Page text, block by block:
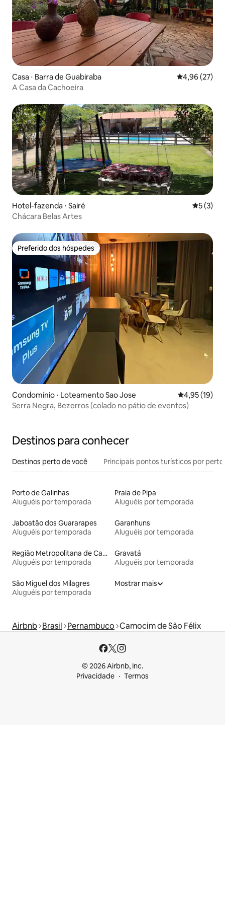
Casa ⋅ Barra de Guabiraba 4,96 de uma
4,96 (27)
A Casa da Cachoeira
Hotel-fazenda ⋅ Sairé 5 de
5 (3)
Chácara Belas Artes
Preferido dos hóspedes
Preferido dos hóspedes
Condomínio ⋅ Loteamento Sao Jose 4,95 de uma
4,95 (19)
Serra Negra, Bezerros (colado no pátio de eventos)
Destinos para conhecer
Destinos perto de você Principais pontos turísticos por perto
Porto de Galinhas
Aluguéis por temporada
Praia de Pipa
Aluguéis por temporada
Jaboatão dos Guararapes
Aluguéis por temporada
Garanhuns
Aluguéis por temporada
Região Metropolitana de Campina Grande
Aluguéis por temporada
Gravatá
Aluguéis por temporada
São Miguel dos Milagres
Aluguéis por temporada
Mostrar mais
Airbnb Brasil Pernambuco Camocim de São Félix
© 2026 Airbnb, Inc.
Privacidade
Termos